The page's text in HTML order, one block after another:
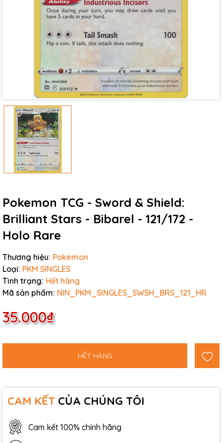
Pokemon TCG - Sword & Shield:
Brilliant Stars - Bibarel - 121/172 -
Holo Rare
Thương hiệu: Pokemon
Loại: PKM SINGLES
Tình trạng: Hết hàng
Mã sản phẩm: NIN_PKM_SINGLES_SWSH_BRS_121_HR
35.000₫
HẾT HÀNG
CAM KẾT CỦA CHÚNG TÔI
Cam kết 100% chính hãng
Ngày hết hạn:
Điều kiện: